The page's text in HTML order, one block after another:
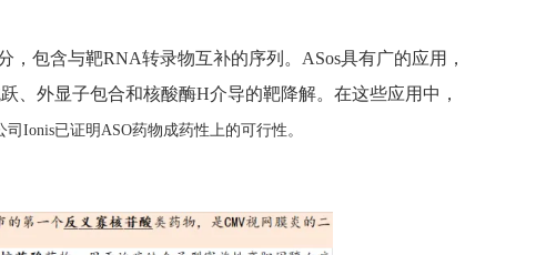
包含与靶RNA转录物互补的序列。ASos具有广的应用，
、外显子包合和核酸酶H介导的靶降解。在这些应用中，
司Ionis已证明ASO药物成药性上的可行性。